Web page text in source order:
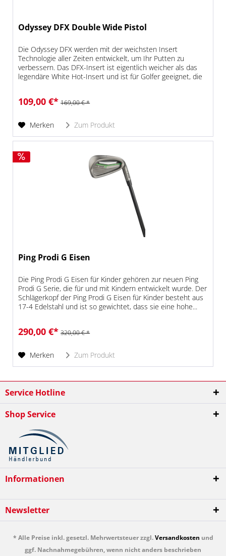
Odyssey DFX Double Wide Pistol
Die Odyssey DFX werden mit der weichsten Insert
Technologie aller Zeiten entwickelt, um Ihr Putten zu
verbessern. Das DFX-Insert ist eigentlich weicher als das
legendäre White Hot-Insert und ist für Golfer geeignet, die
109,00 €* 169,00 € *
Merken Zum Produkt
Ping Prodi G Eisen
Die Ping Prodi G Eisen für Kinder gehören zur neuen Ping
Prodi G Serie, die für und mit Kindern entwickelt wurde. Der
Schlägerkopf der Ping Prodi G Eisen für Kinder besteht aus
17-4 Edelstahl und ist so gewichtet, dass sie eine hohe...
290,00 €* 320,00 € *
Merken Zum Produkt
Service Hotline
Shop Service
Informationen
Newsletter
* Alle Preise inkl. gesetzl. Mehrwertsteuer zzgl.Versandkosten und
ggf. Nachnahmegebühren, wenn nicht anders beschrieben